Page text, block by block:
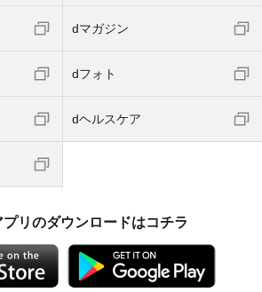
dマガジン
dフォト
dヘルスケア
リのダウンロードはコチラ